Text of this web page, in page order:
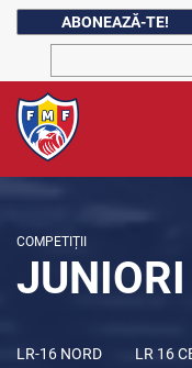
ABONEAZĂ-TE!
COMPETIȚII
JUNIORI
LR-16 NORD LR 16